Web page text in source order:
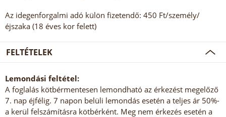
Az idegenforgalmi adó külön fizetendő: 450 Ft/személy/
éjszaka (18 éves kor felett)
FELTÉTELEK
Lemondási feltétel:
A foglalás kötbérmentesen lemondható az érkezést megelőző
7. nap éjfélig. 7 napon belüli lemondás esetén a teljes ár 50%-
a kerül felszámításra kötbérként. Meg nem érkezés esetén a